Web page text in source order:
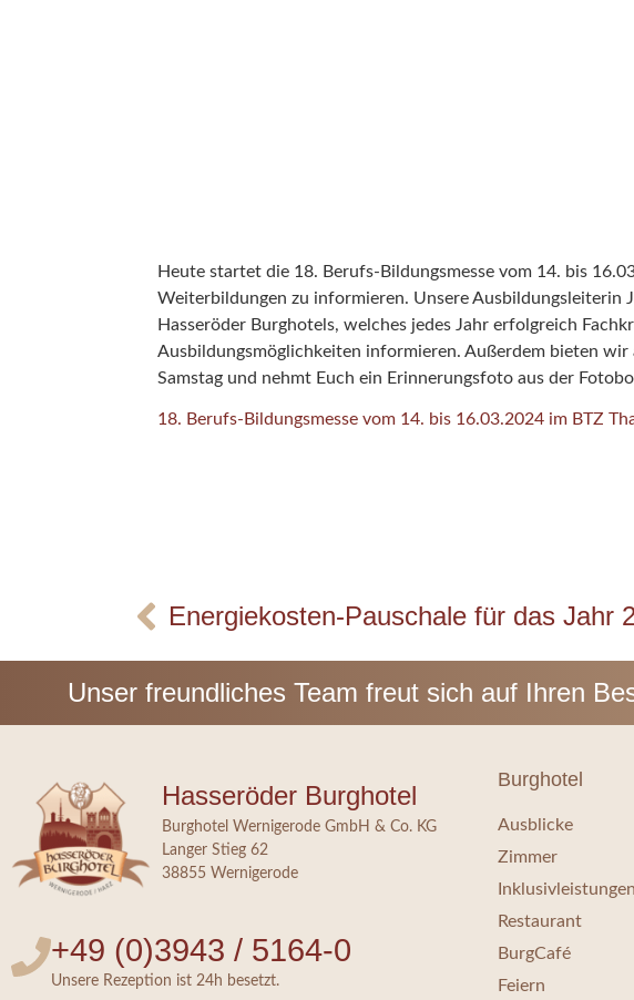
Heute startet die 18. Berufs-Bildungsmesse vom 14. bis
Weiterbildungen zu informieren. Unsere Ausbildungsleiterin
Hasseröder Burghotels, welches jedes Jahr erfolgreich
Ausbildungsmöglichkeiten informieren. Außerdem bieten
Samstag und nehmt Euch ein Erinnerungsfoto aus der
18. Berufs-Bildungsmesse vom 14. bis 16.03.2024 im BTZ
Energiekosten-Pauschale für das Jahr
Unser freundliches Team freut sich auf Ihren
Hasseröder Burghotel
Burghotel Wernigerode GmbH & Co. KG
Langer Stieg 62
38855 Wernigerode
+49 (0)3943 / 5164-0
Unsere Rezeption ist 24h besetzt.
Burghotel
Ausblicke
Zimmer
Inklusivleistungen
Restaurant
BurgCafé
Feiern